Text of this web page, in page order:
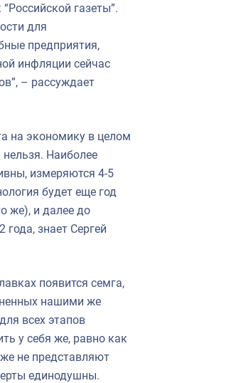
газеты”.
для
предприятия,
инфляции сейчас
– рассуждает
на экономику в целом
Наиболее
измеряются 4-5
будет еще год
же), и далее до
знает Сергей
появится семга,
нашими же
всех этапов
у себя же, равно как
не представляют
единодушны.